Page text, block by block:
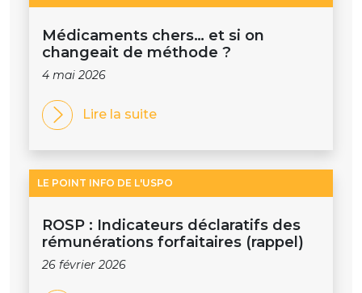
Médicaments chers… et si on
changeait de méthode ?
4 mai 2026
Lire la suite
LE POINT INFO DE L'USPO
ROSP : Indicateurs déclaratifs des
rémunérations forfaitaires (rappel)
26 février 2026